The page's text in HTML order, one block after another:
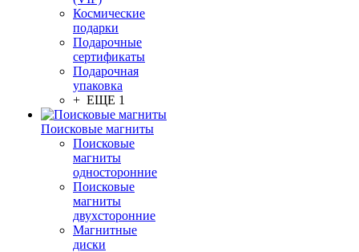
Космические
подарки
Подарочные
сертификаты
Подарочная
упаковка
+ ЕЩЕ 1
Поисковые магниты
Поисковые
магниты
односторонние
Поисковые
магниты
двухсторонние
Магнитные
диски